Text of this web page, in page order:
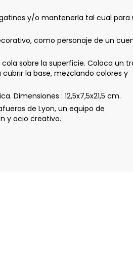
y/o mantenerla tal cual para
como personaje de un
sobre la superficie. Coloca un
la base, mezclando colores y
Dimensiones : 12,5x7,5x21,5 cm.
de Lyon, un equipo de
y ocio creativo.